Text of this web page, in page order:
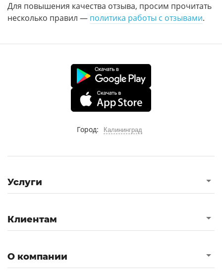
Для повышения качества отзыва, просим прочитать
несколько правил — политика работы с отзывами.
Город: Калининград
Услуги
Клиентам
О компании